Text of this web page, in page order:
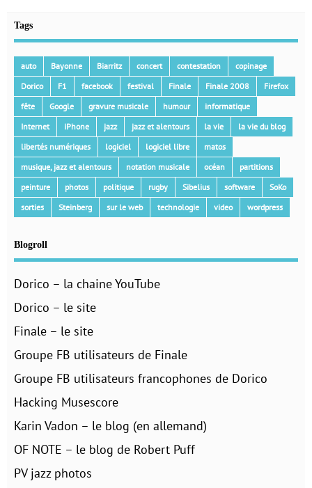
Tags
auto Bayonne Biarritz concert contestation
copinage
Dorico
F1 facebook festival Finale Finale 2008
Firefox
fête
Google gravure musicale humour
informatique
Internet
iPhone jazz jazz et alentours la vie
la vie du blog
libertés numériques
logiciel logiciel libre
matos
musique, jazz et alentours
notation musicale océan
partitions
peinture
photos politique rugby Sibelius software
SoKo
sorties
Steinberg sur le web technologie video wordpress
Blogroll
Dorico – la chaine YouTube
Dorico – le site
Finale – le site
Groupe FB utilisateurs de Finale
Groupe FB utilisateurs francophones de Dorico
Hacking Musescore
Karin Vadon – le blog (en allemand)
OF NOTE – le blog de Robert Puff
PV jazz photos